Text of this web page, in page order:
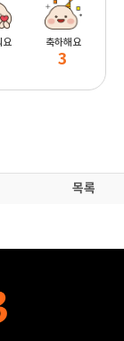
요 축하해요
3
목록